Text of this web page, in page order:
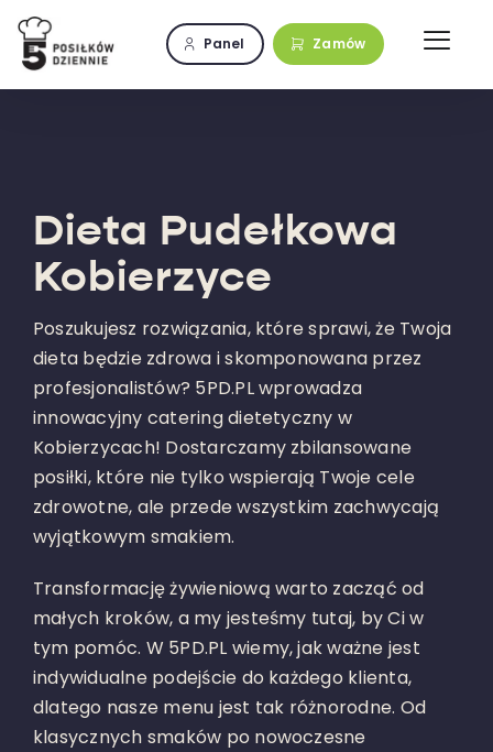
Przejdź
zawartości
Panel Zamów
Dieta Pudełkowa
Kobierzyce
Poszukujesz rozwiązania, które sprawi, że Twoja
dieta będzie zdrowa i skomponowana przez
profesjonalistów? 5PD.PL wprowadza
innowacyjny catering dietetyczny w
Kobierzycach! Dostarczamy zbilansowane
posiłki, które nie tylko wspierają Twoje cele
zdrowotne, ale przede wszystkim zachwycają
wyjątkowym smakiem.
Transformację żywieniową warto zacząć od
małych kroków, a my jesteśmy tutaj, by Ci w
tym pomóc. W 5PD.PL wiemy, jak ważne jest
indywidualne podejście do każdego klienta,
dlatego nasze menu jest tak różnorodne. Od
klasycznych smaków po nowoczesne